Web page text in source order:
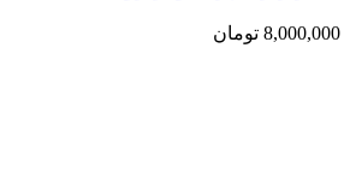
8,000,000 تومان